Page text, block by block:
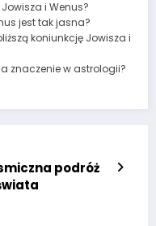
i Wenus?
jest tak jasna?
koniunkcję Jowisza i
znaczenie w astrologii?
podróż